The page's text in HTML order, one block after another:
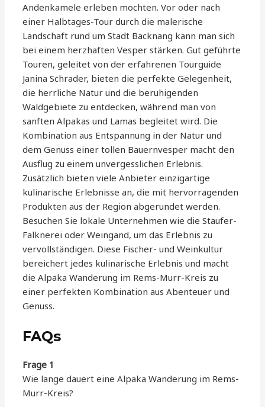
Andenkamele erleben möchten. Vor oder nach
einer Halbtages-Tour durch die malerische
Landschaft rund um Stadt Backnang kann man sich
bei einem herzhaften Vesper stärken. Gut geführte
Touren, geleitet von der erfahrenen Tourguide
Janina Schrader, bieten die perfekte Gelegenheit,
die herrliche Natur und die beruhigenden
Waldgebiete zu entdecken, während man von
sanften Alpakas und Lamas begleitet wird. Die
Kombination aus Entspannung in der Natur und
dem Genuss einer tollen Bauernvesper macht den
Ausflug zu einem unvergesslichen Erlebnis.
Zusätzlich bieten viele Anbieter einzigartige
kulinarische Erlebnisse an, die mit hervorragenden
Produkten aus der Region abgerundet werden.
Besuchen Sie lokale Unternehmen wie die Staufer-
Falknerei oder Weingand, um das Erlebnis zu
vervollständigen. Diese Fischer- und Weinkultur
bereichert jedes kulinarische Erlebnis und macht
die Alpaka Wanderung im Rems-Murr-Kreis zu
einer perfekten Kombination aus Abenteuer und
Genuss.
FAQs
Frage 1
Wie lange dauert eine Alpaka Wanderung im Rems-
Murr-Kreis?